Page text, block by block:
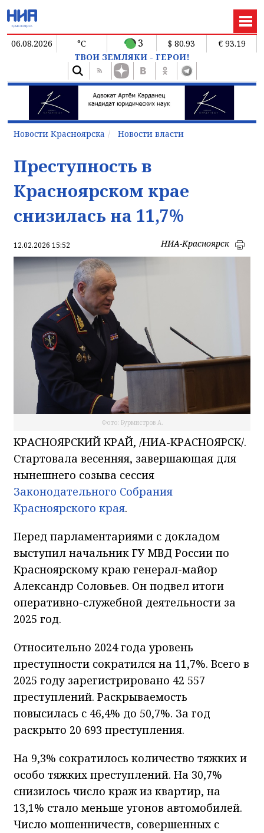
06.08.2026 °C 3 $ 80.93
€ 93.19
ТВОИ ЗЕМЛЯКИ - ГЕРОИ!
Новости Красноярска Новости власти
Преступность в
Красноярском крае
снизилась на 11,7%
12.02.2026 15:52 НИА-Красноярск
Фото: Бурмистров А.
КРАСНОЯРСКИЙ КРАЙ, /НИА-КРАСНОЯРСК/.
Стартовала весенняя, завершающая для
нынешнего созыва сессия
Законодательного Собрания
Красноярского края.
Перед парламентариями с докладом
выступил начальник ГУ МВД России по
Красноярскому краю генерал-майор
Александр Соловьев. Он подвел итоги
оперативно-служебной деятельности за
2025 год.
Относительно 2024 года уровень
преступности сократился на 11,7%. Всего в
2025 году зарегистрировано 42 557
преступлений. Раскрываемость
повысилась с 46,4% до 50,7%. За год
раскрыто 20 693 преступления.
На 9,3% сократилось количество тяжких и
особо тяжких преступлений. На 30,7%
снизилось число краж из квартир, на
13,1% стало меньше угонов автомобилей.
Число мошенничеств, совершенных с